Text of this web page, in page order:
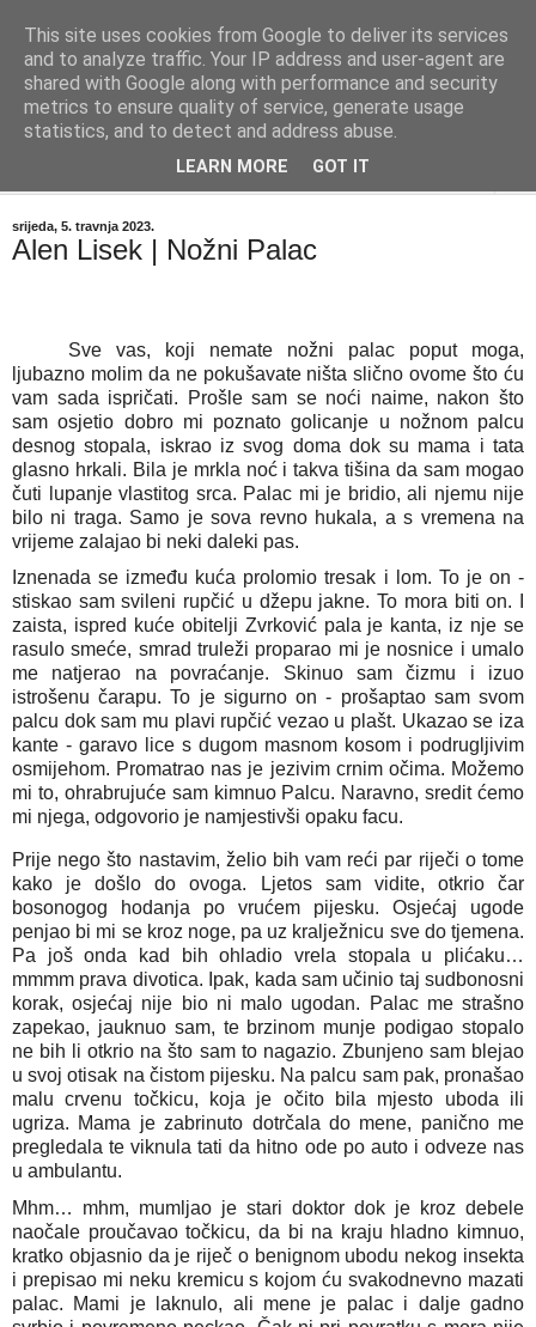
"Kvaka"
Časopis za književnost ISSN 2459-5632
srijeda, 5. travnja 2023.
Alen Lisek | Nožni Palac
Sve vas, koji nemate nožni palac poput moga,
ljubazno molim da ne pokušavate ništa slično ovome što ću
vam sada ispričati. Prošle sam se noći naime, nakon što
sam osjetio dobro mi poznato golicanje u nožnom palcu
desnog stopala, iskrao iz svog doma dok su mama i tata
glasno hrkali. Bila je mrkla noć i takva tišina da sam mogao
čuti lupanje vlastitog srca. Palac mi je bridio, ali njemu nije
bilo ni traga. Samo je sova revno hukala, a s vremena na
vrijeme zalajao bi neki daleki pas.
Iznenada se između kuća prolomio tresak i lom. To je on -
stiskao sam svileni rupčić u džepu jakne. To mora biti on. I
zaista, ispred kuće obitelji Zvrković pala je kanta, iz nje se
rasulo smeće, smrad truleži proparao mi je nosnice i umalo
me natjerao na povraćanje. Skinuo sam čizmu i izuo
istrošenu čarapu. To je sigurno on - prošaptao sam svom
palcu dok sam mu plavi rupčić vezao u plašt. Ukazao se iza
kante - garavo lice s dugom masnom kosom i podrugljivim
osmijehom. Promatrao nas je jezivim crnim očima. Možemo
mi to, ohrabrujuće sam kimnuo Palcu. Naravno, sredit ćemo
mi njega, odgovorio je namjestivši opaku facu.
Prije nego što nastavim, želio bih vam reći par riječi o tome
kako je došlo do ovoga. Ljetos sam vidite, otkrio čar
bosonogog hodanja po vrućem pijesku. Osjećaj ugode
penjao bi mi se kroz noge, pa uz kralježnicu sve do tjemena.
Pa još onda kad bih ohladio vrela stopala u plićaku…
mmmm prava divotica. Ipak, kada sam učinio taj sudbonosni
korak, osjećaj nije bio ni malo ugodan. Palac me strašno
zapekao, jauknuo sam, te brzinom munje podigao stopalo
ne bih li otkrio na što sam to nagazio. Zbunjeno sam blejao
u svoj otisak na čistom pijesku. Na palcu sam pak, pronašao
malu crvenu točkicu, koja je očito bila mjesto uboda ili
ugriza. Mama je zabrinuto dotrčala do mene, panično me
pregledala te viknula tati da hitno ode po auto i odveze nas
u ambulantu.
Mhm… mhm, mumljao je stari doktor dok je kroz debele
naočale proučavao točkicu, da bi na kraju hladno kimnuo,
kratko objasnio da je riječ o benignom ubodu nekog insekta
i prepisao mi neku kremicu s kojom ću svakodnevno mazati
palac. Mami je laknulo, ali mene je palac i dalje gadno
This site uses cookies from Google to deliver its services
and to analyze traffic. Your IP address and user-agent are
shared with Google along with performance and security
metrics to ensure quality of service, generate usage
statistics, and to detect and address abuse.
LEARN MORE GOT IT